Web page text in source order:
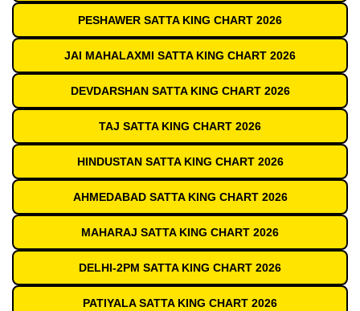
PESHAWER SATTA KING CHART 2026
JAI MAHALAXMI SATTA KING CHART 2026
DEVDARSHAN SATTA KING CHART 2026
TAJ SATTA KING CHART 2026
HINDUSTAN SATTA KING CHART 2026
AHMEDABAD SATTA KING CHART 2026
MAHARAJ SATTA KING CHART 2026
DELHI-2PM SATTA KING CHART 2026
PATIYALA SATTA KING CHART 2026